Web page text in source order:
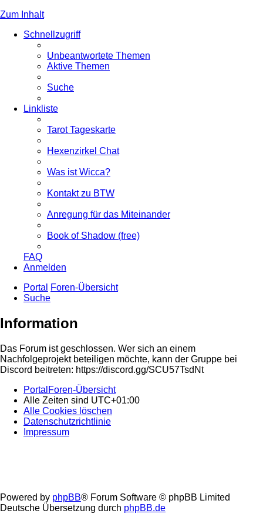
Zum Inhalt
Schnellzugriff
Unbeantwortete Themen
Aktive Themen
Suche
Linkliste
Tarot Tageskarte
Hexenzirkel Chat
Was ist Wicca?
Kontakt zu BTW
Anregung für das Miteinander
Book of Shadow (free)
FAQ
Anmelden
Portal
Foren-Übersicht
Suche
Information
Das Forum ist geschlossen. Wer sich an einem
Nachfolgeprojekt beteiligen möchte, kann der Gruppe bei
Discord beitreten: https://discord.gg/SCU57TsdNt
Portal Foren-Übersicht
Alle Zeiten sind UTC+01:00
Alle Cookies löschen
Datenschutzrichtlinie
Impressum
Powered by phpBB® Forum Software © phpBB Limited
Deutsche Übersetzung durch phpBB.de